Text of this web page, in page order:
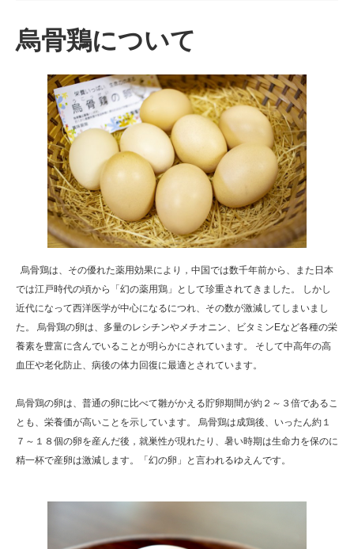
烏骨鶏について
烏骨鶏は、その優れた薬用効果により，中国では数千年前から、また日本
では江戸時代の頃から「幻の薬用鶏」として珍重されてきました。 しかし
近代になって西洋医学が中心になるにつれ、その数が激減してしまいまし
た。 烏骨鶏の卵は、多量のレシチンやメチオニン、ビタミンEなど各種の栄
養素を豊富に含んでいることが明らかにされています。 そして中高年の高
血圧や老化防止、病後の体力回復に最適とされています。
烏骨鶏の卵は、普通の卵に比べて雛がかえる貯卵期間が約２～３倍であるこ
とも、栄養価が高いことを示しています。 烏骨鶏は成鶏後、いったん約１
７～１８個の卵を産んだ後，就巣性が現れたり、暑い時期は生命力を保のに
精一杯で産卵は激減します。「幻の卵」と言われるゆえんです。